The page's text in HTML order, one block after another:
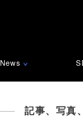
News ∨
記事、写真